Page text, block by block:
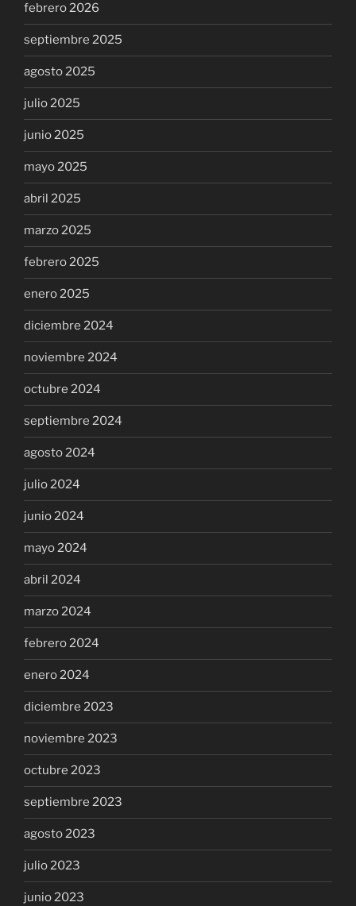
febrero 2026
septiembre 2025
agosto 2025
julio 2025
junio 2025
mayo 2025
abril 2025
marzo 2025
febrero 2025
enero 2025
diciembre 2024
noviembre 2024
octubre 2024
septiembre 2024
agosto 2024
julio 2024
junio 2024
mayo 2024
abril 2024
marzo 2024
febrero 2024
enero 2024
diciembre 2023
noviembre 2023
octubre 2023
septiembre 2023
agosto 2023
julio 2023
junio 2023